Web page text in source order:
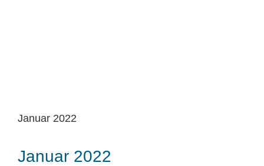
Januar 2022
Januar 2022